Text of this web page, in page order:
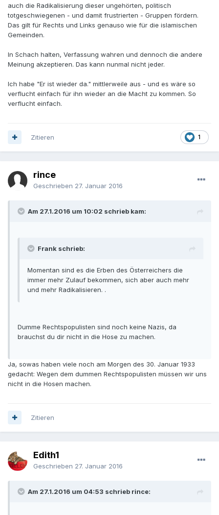
auch die Radikalisierung dieser ungehörten, politisch
totgeschwiegenen - und damit frustrierten - Gruppen fördern.
Das gilt für Rechts und Links genauso wie für die islamischen
Gemeinden.
In Schach halten, Verfassung wahren und dennoch die andere
Meinung akzeptieren. Das kann nunmal nicht jeder.
Ich habe "Er ist wieder da." mittlerweile aus - und es wäre so
verflucht einfach für ihn wieder an die Macht zu kommen. So
verflucht einfach.
1
Zitieren
rince
Geschrieben 27. Januar 2016
Am 27.1.2016 um 10:02 schrieb kam:
Frank schrieb:
Momentan sind es die Erben des Österreichers die
immer mehr Zulauf bekommen, sich aber auch mehr
und mehr Radikalisieren. .
Dumme Rechtspopulisten sind noch keine Nazis, da
brauchst du dir nicht in die Hose zu machen.
Ja, sowas haben viele noch am Morgen des 30. Januar 1933
gedacht: Wegen dem dummen Rechtspopulisten müssen wir uns
nicht in die Hosen machen.
Zitieren
Edith1
Geschrieben 27. Januar 2016
Am 27.1.2016 um 04:53 schrieb rince: